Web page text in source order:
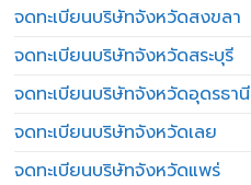
จดทะเบียนบริษัทจังหวัดสงขลา
จดทะเบียนบริษัทจังหวัดสระบุรี
จดทะเบียนบริษัทจังหวัดอุดรธานี
จดทะเบียนบริษัทจังหวัดเลย
จดทะเบียนบริษัทจังหวัดแพร่